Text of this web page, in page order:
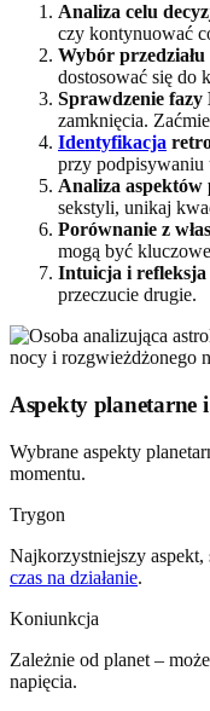
Analiza celu
czy kontynuować
Wybór przedziału
dostosować się do
Sprawdzenie fazy
zamknięcia.
Identyfikacja
przy podpisywaniu
Analiza aspektów
sekstyli, unikaj
Porównanie z
mogą być
Intuicja i refleksja
przeczucie drugie.
Aspekty planetarne
Wybrane aspekty
momentu.
Trygon
Najkorzystniejszy
czas na działanie.
Koniunkcja
Zależnie od planet –
napięcia.